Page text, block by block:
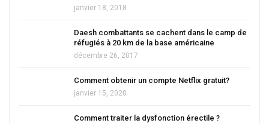
janvier 18, 2018
Daesh combattants se cachent dans le camp de
réfugiés à 20 km de la base américaine
décembre 26, 2017
Comment obtenir un compte Netflix gratuit?
janvier 15, 2020
Comment traiter la dysfonction érectile ?